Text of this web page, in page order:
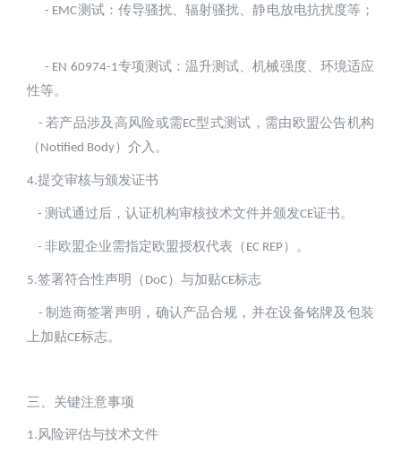
- EMC测试：传导骚扰、辐射骚扰、静电放电抗扰度等；
- EN 60974-1专项测试：温升测试、机械强度、环境适应
性等。
- 若产品涉及高风险或需EC型式测试，需由欧盟公告机构
（ Notified Body）介入。
4.提交审核与颁发证书
- 测试通过后，认证机构审核技术文件并颁发CE证书。
- 非欧盟企业需指定欧盟授权代表（ EC REP）。
5.签署符合性声明（ DoC）与加贴CE标志
- 制造商签署声明，确认产品合规，并在设备铭牌及包装
上加贴CE标志。
三、关键注意事项
1. 风险评估与技术文件